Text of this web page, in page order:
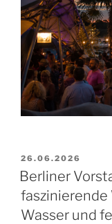
VERÖFFENTLICHT
AM
26.06.2026
Berliner
Wasser und